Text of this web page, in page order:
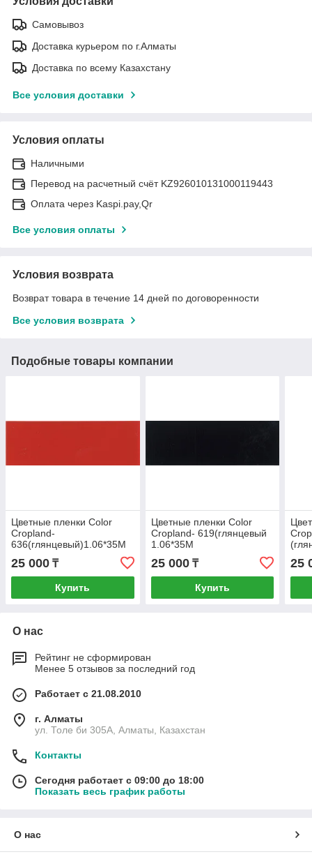
Самовывоз
Доставка курьером по г.Алматы
Доставка по всему Казахстану
Все условия доставки
Условия оплаты
Наличными
Перевод на расчетный счёт KZ926010131000119443
Оплата через Kaspi.pay,Qr
Все условия оплаты
Условия возврата
Возврат товара в течение 14 дней по договоренности
Все условия возврата
Подобные товары компании
Цветные пленки Color
Cropland-
636(глянцевый)1.06*35M
25 000 ₸
Купить
Цветные пленки Color
Cropland- 619(глянцевый
1.06*35M
25 000₸
Купить
25
О нас
Рейтинг не сформирован
Менее 5 отзывов за последний год
Работает с 21.08.2010
г. Алматы
ул. Толе би 305А, Алматы, Казахстан
Контакты
Сегодня работает с 09:00 до 18:00
Показать весь график работы
О нас